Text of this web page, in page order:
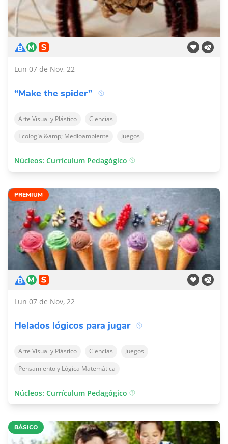
Lun 07 de Nov, 22
“Make the spider”
Arte Visual y Plástico
Ciencias
Ecología &amp; Medioambiente
Juegos
Núcleos: Currículum Pedagógico
PREMIUM
Lun 07 de Nov, 22
Helados lógicos para jugar
Arte Visual y Plástico Ciencias
Juegos
Pensamiento y Lógica Matemática
Núcleos: Currículum Pedagógico
BÁSICO